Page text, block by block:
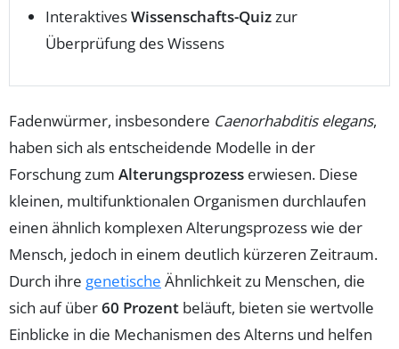
InteraktivesWissenschafts-Quizzur
Überprüfung des Wissens
Fadenwürmer, insbesondere Caenorhabditis elegans,
haben sich als entscheidende Modelle in der
Forschung zum Alterungsprozess erwiesen. Diese
kleinen, multifunktionalen Organismen durchlaufen
einen ähnlich komplexen Alterungsprozess wie der
Mensch, jedoch in einem deutlich kürzeren Zeitraum.
Durch ihre genetische Ähnlichkeit zu Menschen, die
sich auf über60 Prozent beläuft, bieten sie wertvolle
Einblicke in die Mechanismen des Alterns und helfen